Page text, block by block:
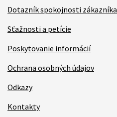
Dotazník spokojnosti zákazníka
Sťažnosti a petície
Poskytovanie informácií
Ochrana osobných údajov
Odkazy
Kontakty